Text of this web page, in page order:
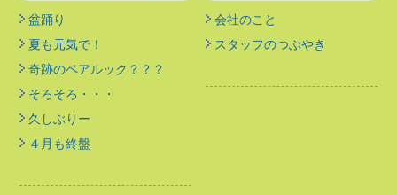
盆踊り
夏も元気で！
奇跡のペアルック？？？
そろそろ・・・
久しぶりー
４月も終盤
会社のこと
スタッフのつぶやき